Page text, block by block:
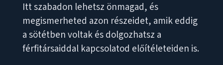
Itt szabadon lehetsz önmagad, és
megismerheted azon részeidet, amik eddig
a sötétben voltak és dolgozhatsz a
férfitársaiddal kapcsolatod előítéleteiden is.